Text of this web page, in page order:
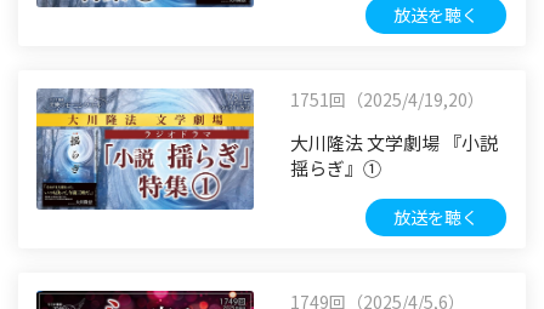
放送を聴く
1751回（2025/4/19,20）
大川隆法 文学劇場 『小説
揺らぎ』①
放送を聴く
1749回（2025/4/5,6）